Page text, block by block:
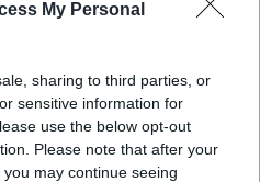
My Personal
sharing to third parties, or
sensitive information for
use the below opt-out
Please note that after your
may continue seeing
Podcast